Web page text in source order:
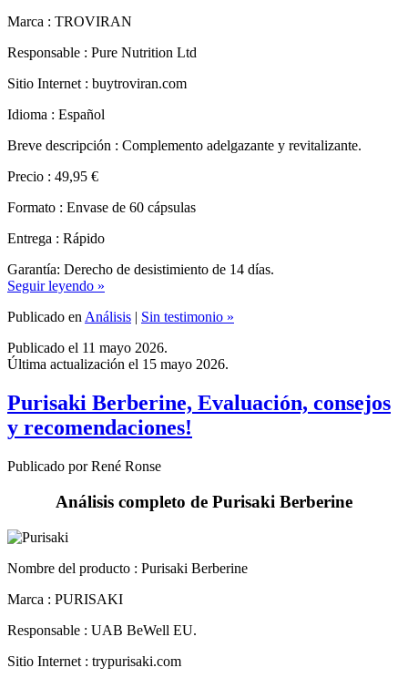
Responsable : Pure Nutrition Ltd
Sitio Internet : buytroviran.com
Idioma : Español
Breve descripción : Complemento adelgazante y revitalizante.
Precio : 49,95 €
Formato : Envase de 60 cápsulas
Entrega : Rápido
Garantía: Derecho de desistimiento de 14 días.
Publicado enAnálisis
Publicado el 11 mayo 2026.
Purisaki Berberine, Evaluación, consejos
y recomendaciones!
Publicado por René Ronse
Análisis completo de Purisaki Berberine
Nombre del producto :
Marca : PURISAKI
Responsable : UAB BeWell EU.
Sitio Internet : trypurisaki.com
Idioma : Español